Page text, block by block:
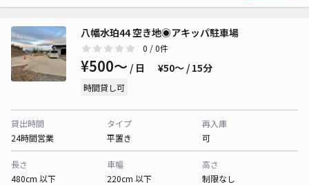
八幡水珀44 空き地◉アキッパ駐車場
0 / 0件
¥500〜 / 日 ¥50〜 / 15分
時間貸し可
貸出時間
24時間営業
タイプ
平置き
再入庫
可
長さ
480cm 以下
車幅
220cm 以下
高さ
制限なし